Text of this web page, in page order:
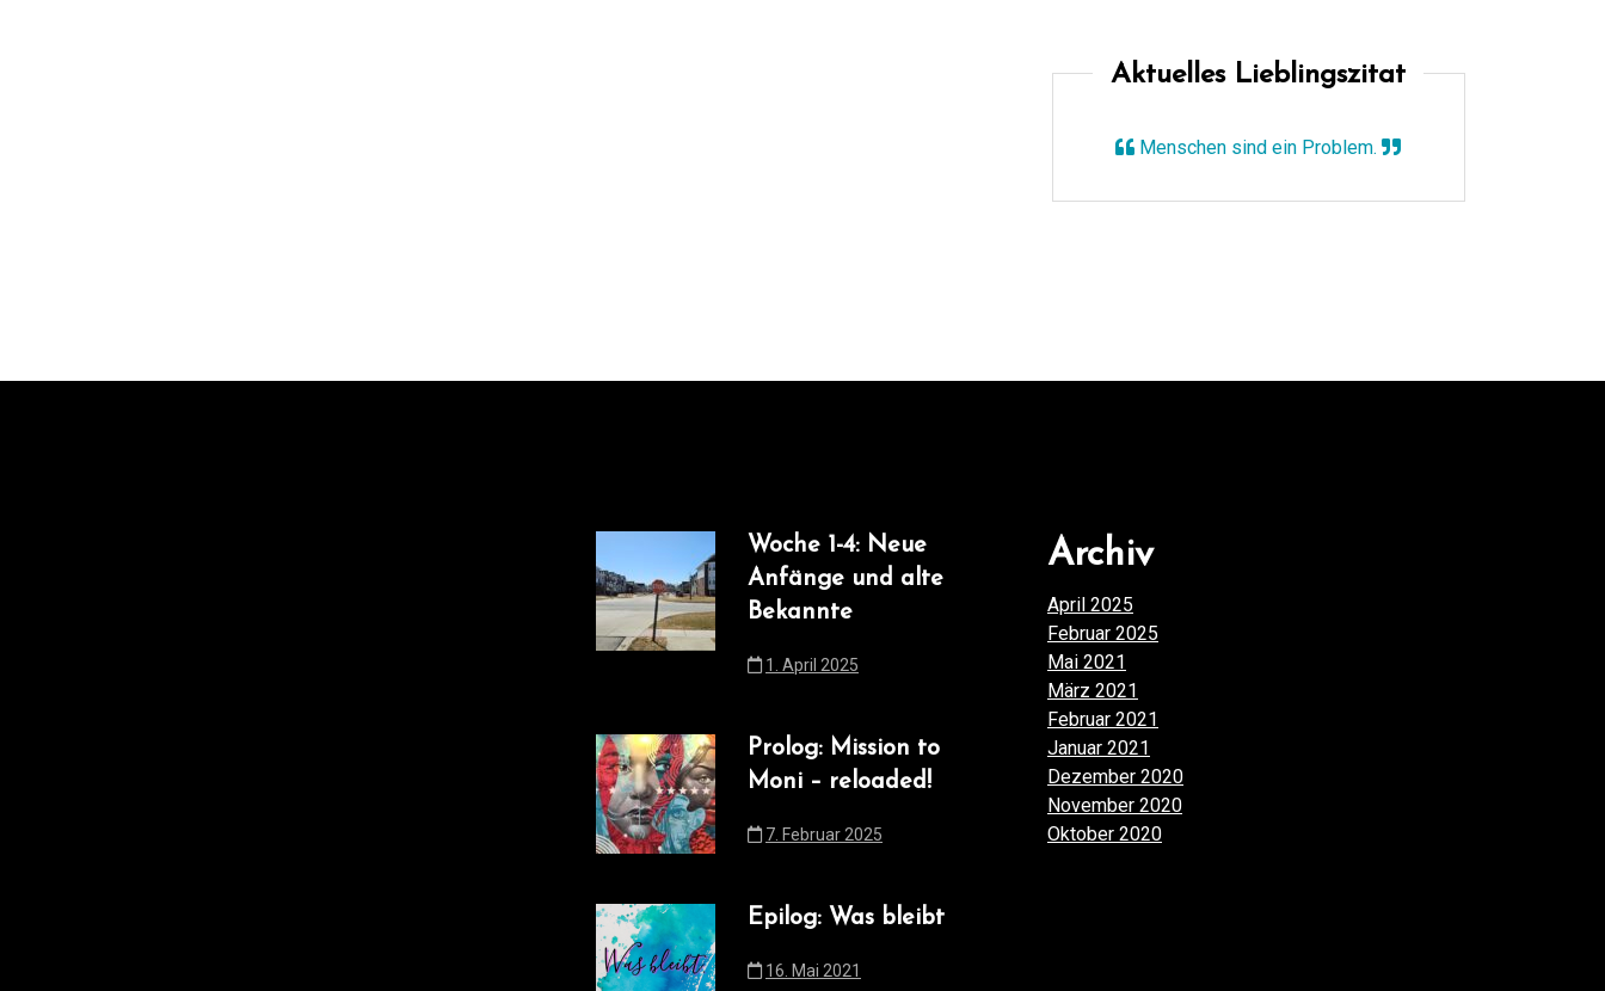
Aktuelles Lieblingszitat
Menschen sind ein Problem.
Woche 1-4: Neue
Anfänge und alte
Bekannte
1. April 2025
Prolog: Mission to
Moni – reloaded!
7. Februar 2025
Epilog: Was bleibt
16. Mai 2021
Archiv
April 2025
Februar 2025
Mai 2021
März 2021
Februar 2021
Januar 2021
Dezember 2020
November 2020
Oktober 2020